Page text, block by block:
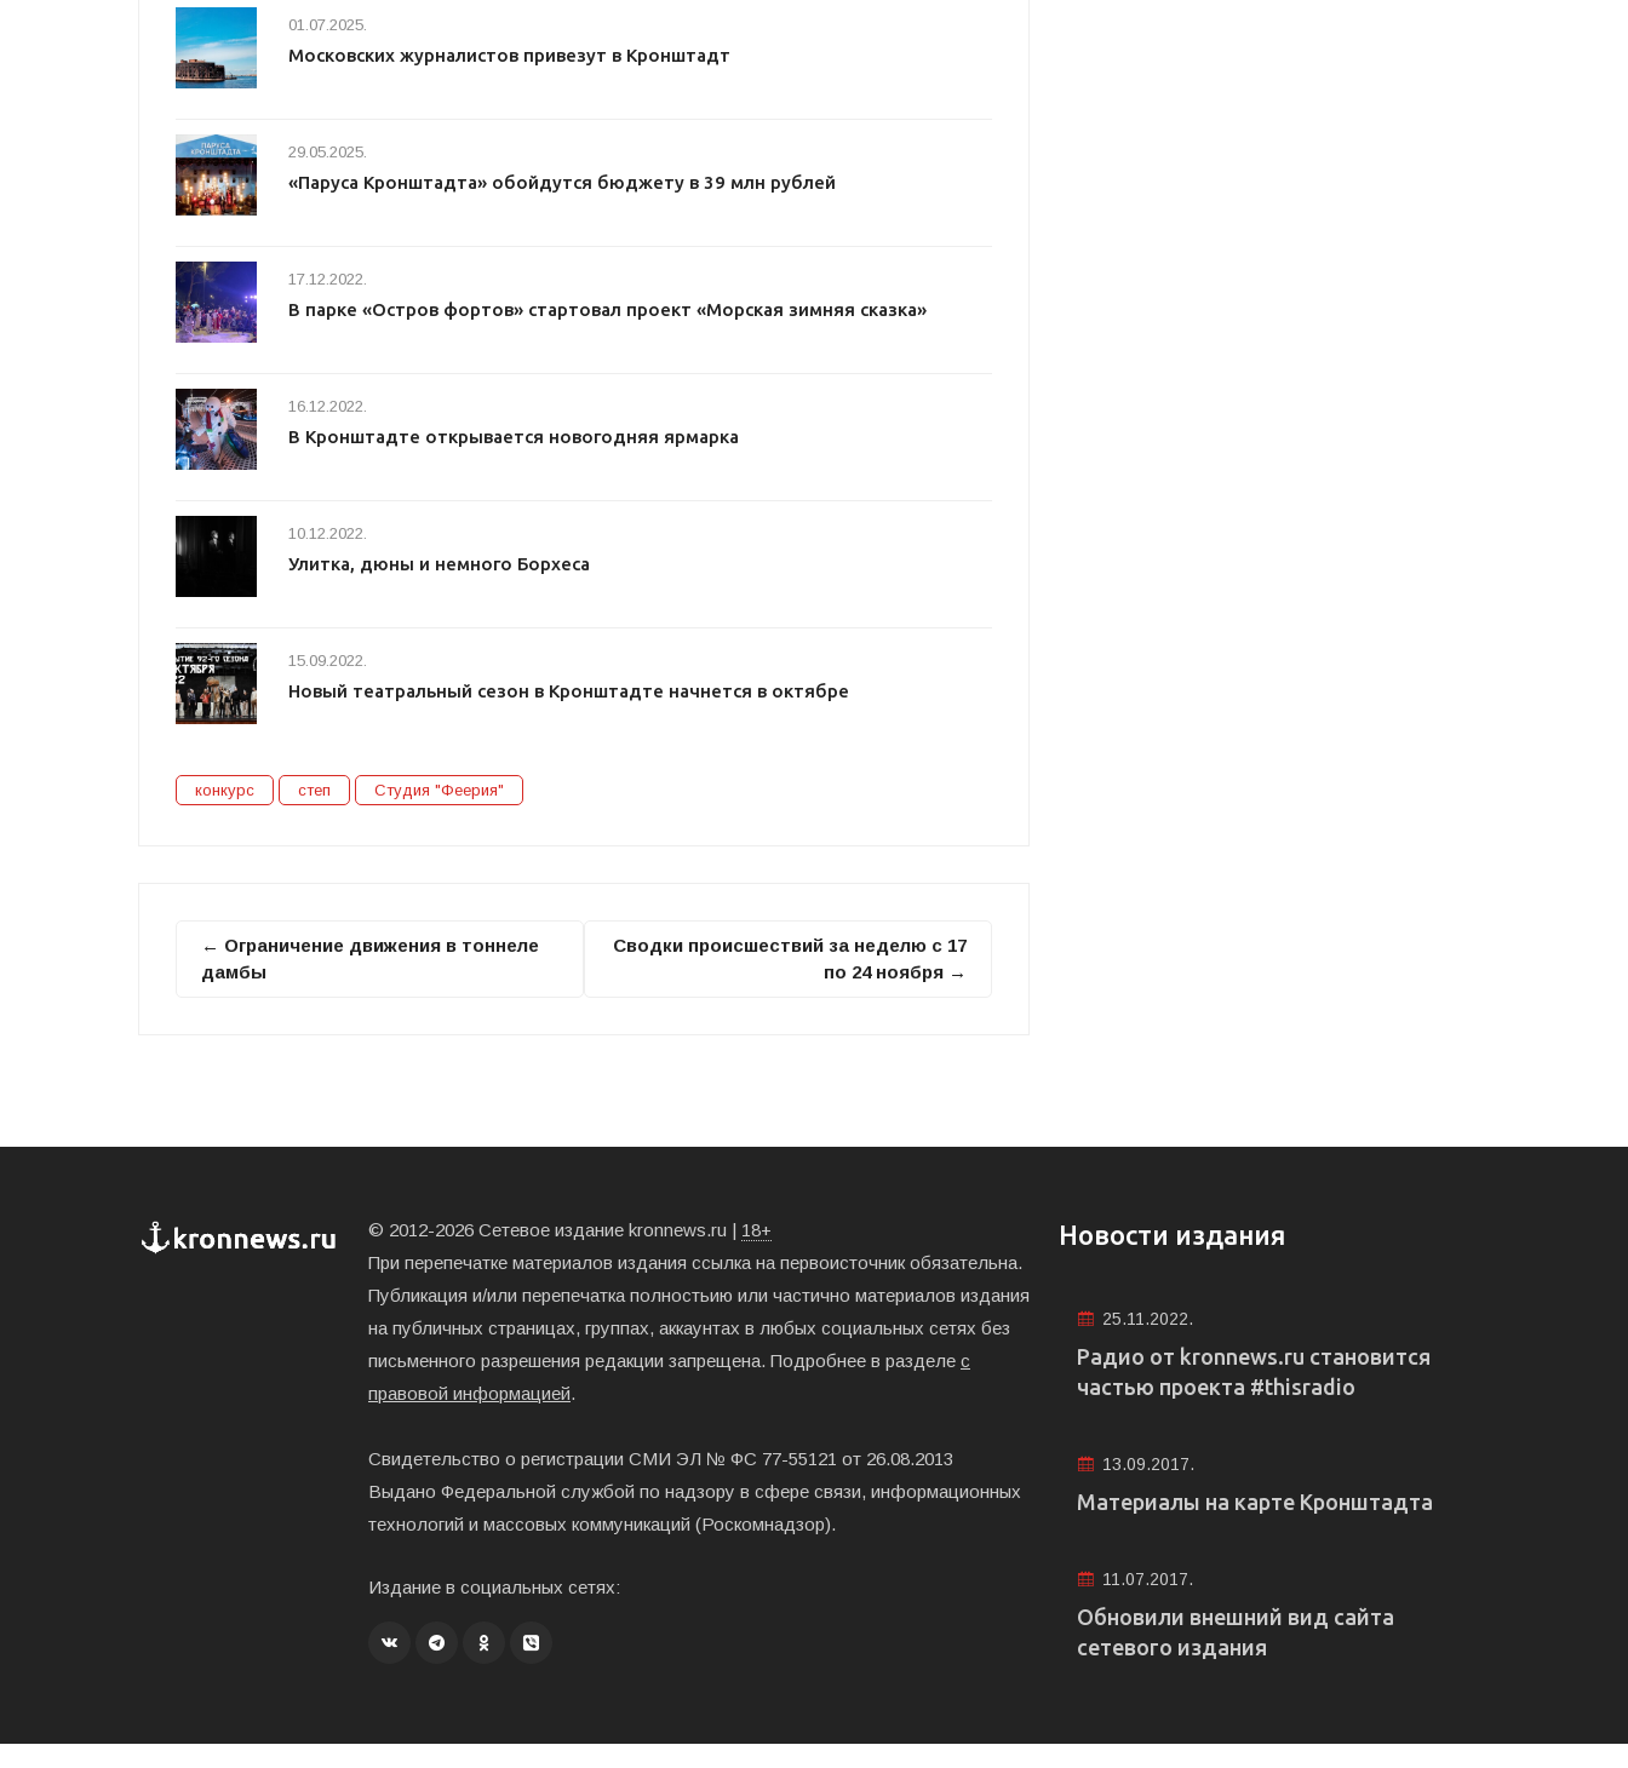
01.07.2025.
Московских журналистов привезут в Кронштадт
29.05.2025.
«Паруса Кронштадта» обойдутся бюджету в 39 млн рублей
17.12.2022.
В парке «Остров фортов» стартовал проект «Морская зимняя сказка»
16.12.2022.
В Кронштадте открывается новогодняя ярмарка
10.12.2022.
Улитка, дюны и немного Борхеса
15.09.2022.
Новый театральный сезон в Кронштадте начнется в октябре
конкурс степ Студия "Феерия"
← Ограничение движения в тоннеле
дамбы
Сводки происшествий за неделю с 17
по 24 ноября →
© 2012-2026 Сетевое издание kronnews.ru | 18+
При перепечатке материалов издания ссылка на первоисточник обязательна.
Публикация и/или перепечатка полностьию или частично материалов издания
на публичных страницах, группах, аккаунтах в любых социальных сетях без
письменного разрешения редакции запрещена. Подробнее в разделе с
правовой информацией.
Свидетельство о регистрации СМИ ЭЛ № ФС 77-55121 от 26.08.2013
Выдано Федеральной службой по надзору в сфере связи, информационных
технологий и массовых коммуникаций (Роскомнадзор).
Издание в социальных сетях:
Новости издания
25.11.2022.
Радио от kronnews.ru становится
частью проекта #thisradio
13.09.2017.
Материалы на карте Кронштадта
11.07.2017.
Обновили внешний вид сайта
сетевого издания